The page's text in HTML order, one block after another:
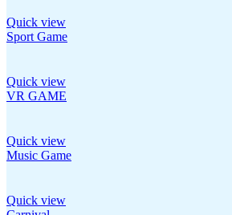
Quick view
Sport Game
Quick view
VR GAME
Quick view
Music Game
Quick view